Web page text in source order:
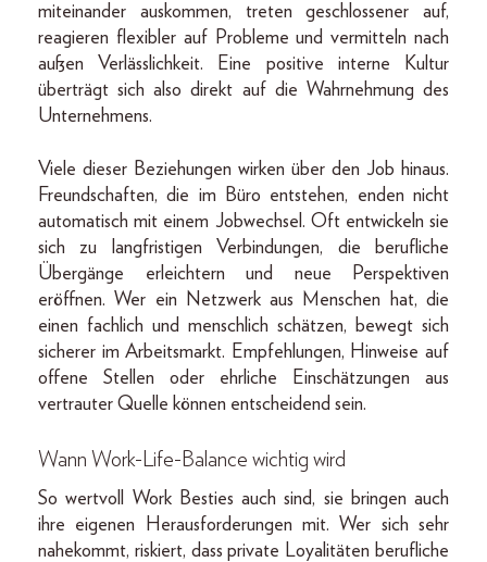
miteinander auskommen, treten geschlossener auf,
reagieren flexibler auf Probleme und vermitteln nach
außen Verlässlichkeit. Eine positive interne Kultur
überträgt sich also direkt auf die Wahrnehmung des
Unternehmens.
Viele dieser Beziehungen wirken über den Job hinaus.
Freundschaften, die im Büro entstehen, enden nicht
automatisch mit einem Jobwechsel. Oft entwickeln sie
sich zu langfristigen Verbindungen, die berufliche
Übergänge erleichtern und neue Perspektiven
eröffnen. Wer ein Netzwerk aus Menschen hat, die
einen fachlich und menschlich schätzen, bewegt sich
sicherer im Arbeitsmarkt. Empfehlungen, Hinweise auf
offene Stellen oder ehrliche Einschätzungen aus
vertrauter Quelle können entscheidend sein.
Wann Work-Life-Balance wichtig wird
So wertvoll Work Besties auch sind, sie bringen auch
ihre eigenen Herausforderungen mit. Wer sich sehr
nahekommt, riskiert, dass private Loyalitäten berufliche